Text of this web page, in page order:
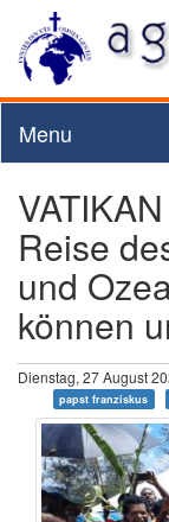
Menu
Reise
und
können
Dienstag, 27 August
papst franziskus